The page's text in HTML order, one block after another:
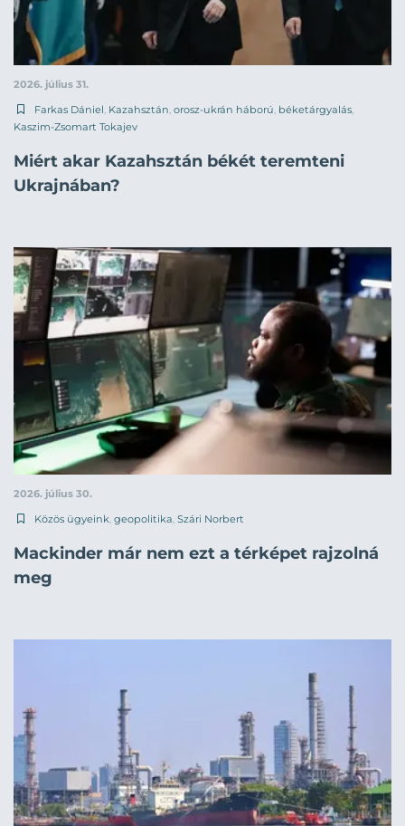
2026. július 31.
Farkas Dániel, Kazahsztán, orosz-ukrán háború, béketárgyalás,
Kaszim-Zsomart Tokajev
Miért akar Kazahsztán békét teremteni
Ukrajnában?
2026. július 30.
Közös ügyeink, geopolitika, Szári Norbert
Mackinder már nem ezt a térképet rajzolná
meg